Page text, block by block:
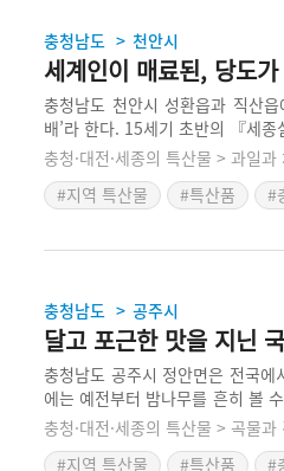
충청남도 > 천안시
세계인이 매료된, 당도
충청남도 천안시 성환읍과 직산
배’라 한다. 15세기 초반의 『세
배 재배에 적합하였다고 하겠다.
준으로 110년의 역사를 자랑한
에 수확하는 성환배는 전국에서 당
충청·대전·세종의 특산물 > 과일과
#지역 특산물
#특산품 #
충청남도 > 공주시
달고 포근한 맛을 지닌
충청남도 공주시 정안면은 전국
에는 예전부터 밤나무를 흔히 볼
안면 주민들은 밤을 상품작물로
못했으나 1990년대 이후 간식으
충청·대전·세종의 특산물 > 곡물과
#지역 특산물
#특산품 #